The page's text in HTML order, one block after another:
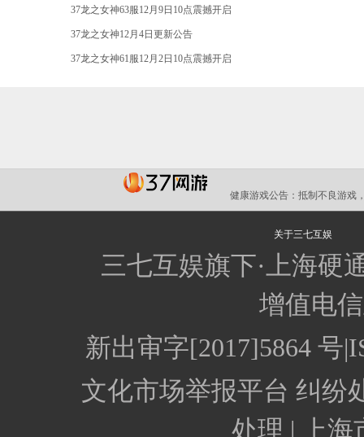
37龙之女神63服12月9日10点震撼开启
37龙之女神12月4日更新公告
37龙之女神61服12月2日10点震撼开启
健康游戏公告： 抵制不良游戏
关于三七互娱
三七互娱旗下·上海硬
增值电
新出审字[2017]5864 号
文化市场举报平台 纠纷
处理 |
上